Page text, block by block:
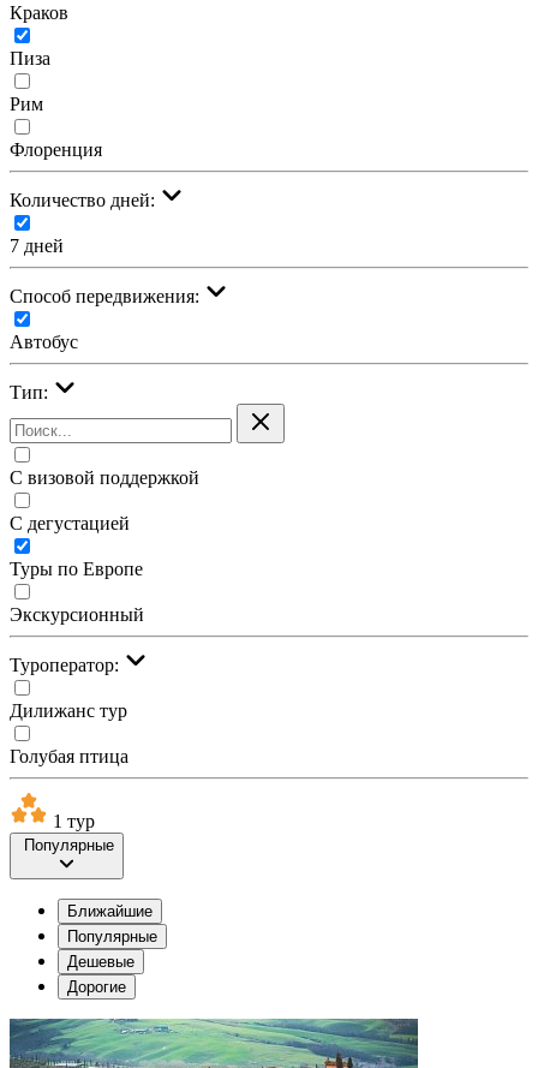
Краков
Пиза
Рим
Флоренция
Количество дней:
7 дней
Cпособ передвижения:
Автобус
Тип:
С визовой поддержкой
С дегустацией
Туры по Европе
Экскурсионный
Туроператор:
Дилижанс тур
Голубая птица
1 тур
Популярные
Ближайшие
Популярные
Дешевые
Дорогие